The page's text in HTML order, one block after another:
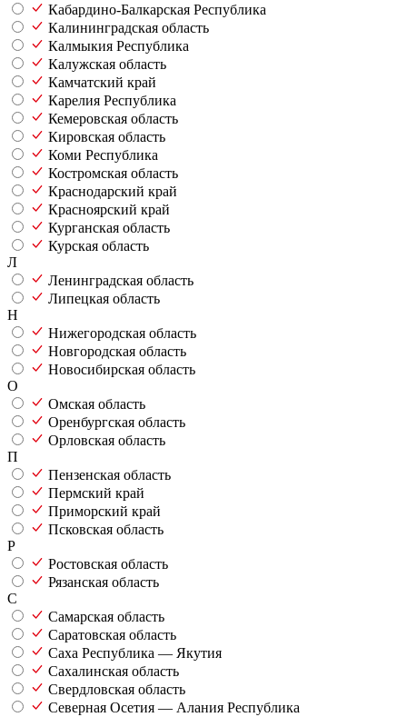
Кабардино-Балкарская Республика
Калининградская область
Калмыкия Республика
Калужская область
Камчатский край
Карелия Республика
Кемеровская область
Кировская область
Коми Республика
Костромская область
Краснодарский край
Красноярский край
Курганская область
Курская область
Л
Ленинградская область
Липецкая область
Н
Нижегородская область
Новгородская область
Новосибирская область
О
Омская область
Оренбургская область
Орловская область
П
Пензенская область
Пермский край
Приморский край
Псковская область
Р
Ростовская область
Рязанская область
С
Самарская область
Саратовская область
Саха Республика — Якутия
Сахалинская область
Свердловская область
Северная Осетия — Алания Республика